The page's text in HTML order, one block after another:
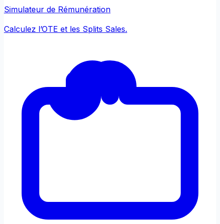
Simulateur de Rémunération
Calculez l’OTE et les Splits Sales.